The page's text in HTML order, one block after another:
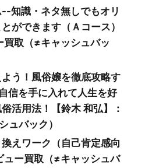
知識・ネタ無しでもオリ
ができます（Ａコース）
買取（≠キャッシュバッ
う！風俗嬢を徹底攻略す
信を手に入れて人生を好
活用法！【鈴木 和弘】：
ュバック）
えワーク（自己肯定感向
ュー買取（≠キャッシュバ